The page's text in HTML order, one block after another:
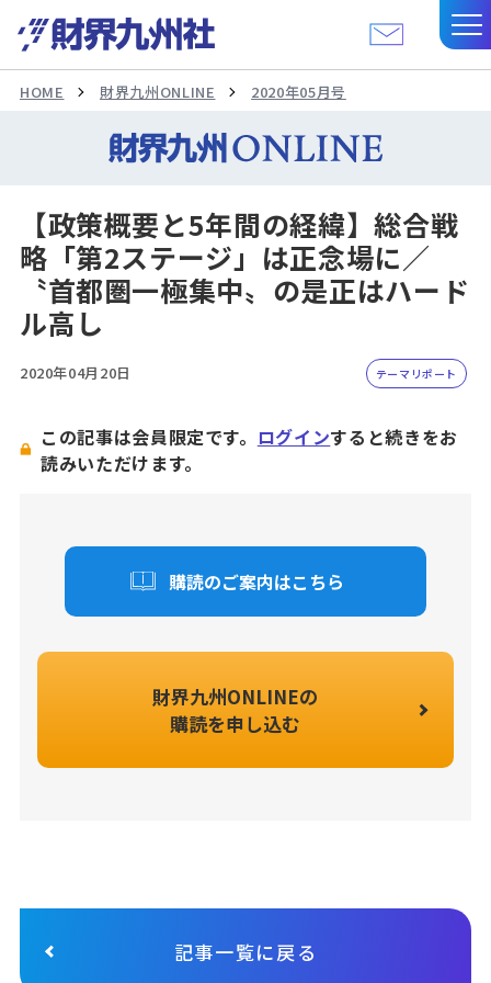
HOME 財界九州ONLINE 2020年05月号
【政策概要と5年間の経緯】総合戦
略「第2ステージ」は正念場に／
〝首都圏一極集中〟の是正はハード
ル高し
2020年04月20日 テーマリポート
この記事は会員限定です。 ログインすると続きをお
読みいただけます。
購読のご案内はこちら
財界九州ONLINEの
購読を申し込む
記事一覧に戻る